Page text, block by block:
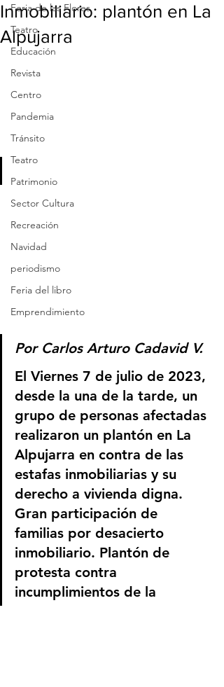
Feria de las Flores
Teatro
Educación
Revista
Centro
Pandemia
Tránsito
Teatro
Patrimonio
Sector Cultura
Recreación
Navidad
periodismo
Feria del libro
Emprendimiento
Inmobiliario: plantón en La
Alpujarra
Por Carlos Arturo Cadavid V.
El Viernes 7 de julio de 2023,
desde la una de la tarde, un
grupo de personas afectadas
realizaron un plantón en La
Alpujarra en contra de las
estafas inmobiliarias y su
derecho a vivienda digna.
Gran participación de
familias por desacierto
inmobiliario. Plantón de
protesta contra
incumplimientos de la